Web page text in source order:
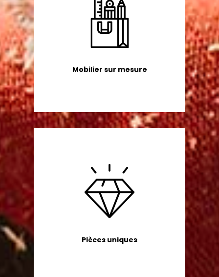
Mobilier sur mesure
Pièces uniques